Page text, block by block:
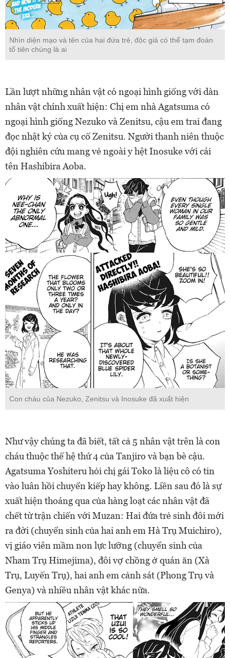
Nhìn diện mạo và tên của hai đứa trẻ, độc giả có thể tạm đoán
tổ tiên chúng là ai
Lần lượt những nhân vật có ngoại hình giống với dàn
nhân vật chính xuất hiện: Chị em nhà Agatsuma có
ngoại hình giống Nezuko và Zenitsu, cậu em trai đang
đọc nhật ký của cụ cố Zenitsu. Người thanh niên thuộc
đội nghiên cứu mang vẻ ngoài y hệt Inosuke với cái
tên Hashibira Aoba.
Con cháu của Nezuko, Zenitsu và Inosuke đã xuất hiện
Như vậy chúng ta đã biết, tất cả 5 nhân vật trên là con
cháu thuộc thế hệ thứ 4 của Tanjiro và bạn bè cậu.
Agatsuma Yoshiteru hỏi chị gái Toko là liệu cô có tin
vào luân hồi chuyển kiếp hay không. Liền sau đó là sự
xuất hiện thoáng qua của hàng loạt các nhân vật đã
chết từ trận chiến với Muzan: Hai đứa trẻ sinh đôi mới
ra đời (chuyển sinh của hai anh em Hà Trụ Muichiro),
vị giáo viên mầm non lực lưỡng (chuyển sinh của
Nham Trụ Himejima), đôi vợ chồng ở quán ăn (Xà
Trụ, Luyến Trụ), hai anh em cảnh sát (Phong Trụ và
Genya) và nhiều nhân vật khác nữa.